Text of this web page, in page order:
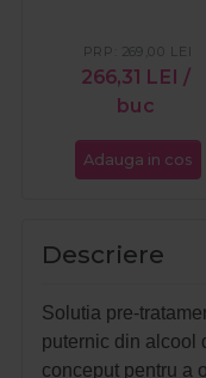
266,31 LEI /
buc
PRP: 269,00 LEI
Adauga in cos
Descriere
Solutia pre-
puternic din alcool
conceput pentru a